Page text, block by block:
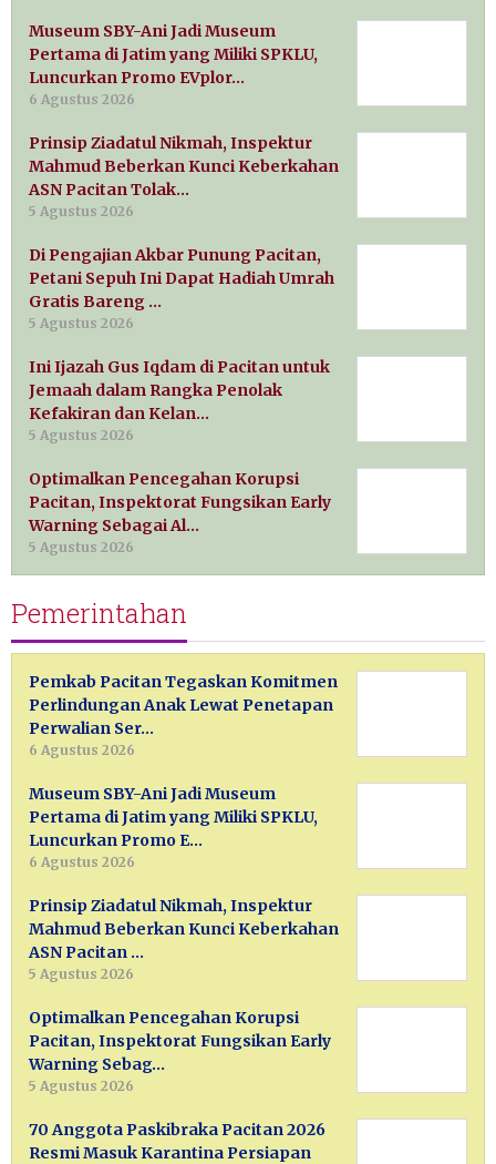
Museum SBY-Ani Jadi Museum
Pertama di Jatim yang Miliki SPKLU,
Luncurkan Promo EVplor…
6 Agustus 2026
Prinsip Ziadatul Nikmah, Inspektur
Mahmud Beberkan Kunci Keberkahan
ASN Pacitan Tolak…
5 Agustus 2026
Di Pengajian Akbar Punung Pacitan,
Petani Sepuh Ini Dapat Hadiah Umrah
Gratis Bareng …
5 Agustus 2026
Ini Ijazah Gus Iqdam di Pacitan untuk
Jemaah dalam Rangka Penolak
Kefakiran dan Kelan…
5 Agustus 2026
Optimalkan Pencegahan Korupsi
Pacitan, Inspektorat Fungsikan Early
Warning Sebagai Al…
5 Agustus 2026
Pemerintahan
Pemkab Pacitan Tegaskan Komitmen
Perlindungan Anak Lewat Penetapan
Perwalian Ser…
6 Agustus 2026
Museum SBY-Ani Jadi Museum
Pertama di Jatim yang Miliki SPKLU,
Luncurkan Promo E…
6 Agustus 2026
Prinsip Ziadatul Nikmah, Inspektur
Mahmud Beberkan Kunci Keberkahan
ASN Pacitan …
5 Agustus 2026
Optimalkan Pencegahan Korupsi
Pacitan, Inspektorat Fungsikan Early
Warning Sebag…
5 Agustus 2026
70 Anggota Paskibraka Pacitan 2026
Resmi Masuk Karantina Persiapan